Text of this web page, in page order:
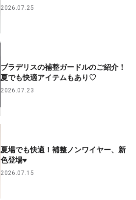
2026.07.25
ブラデリスの補整ガードルのご紹介！
夏でも快適アイテムもあり♡
2026.07.23
夏場でも快適！補整ノンワイヤー、新
色登場♥
2026.07.15